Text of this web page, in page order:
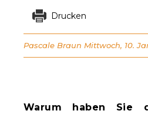
Warum haben Sie
Drucken
Pascale Braun Mittwoch, 10.